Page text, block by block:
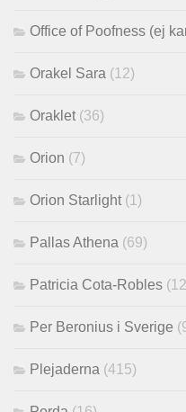
Office of Poofness (ej
Orakel Sara (12)
Oraklet (36)
Orion (7)
Orion Starlight (1)
Pallas Athena (69)
Patricia Cota-Robles
Per Beronius i Sverige
Plejaderna (415)